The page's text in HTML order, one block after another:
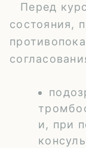
Перед
состояния,
и, при